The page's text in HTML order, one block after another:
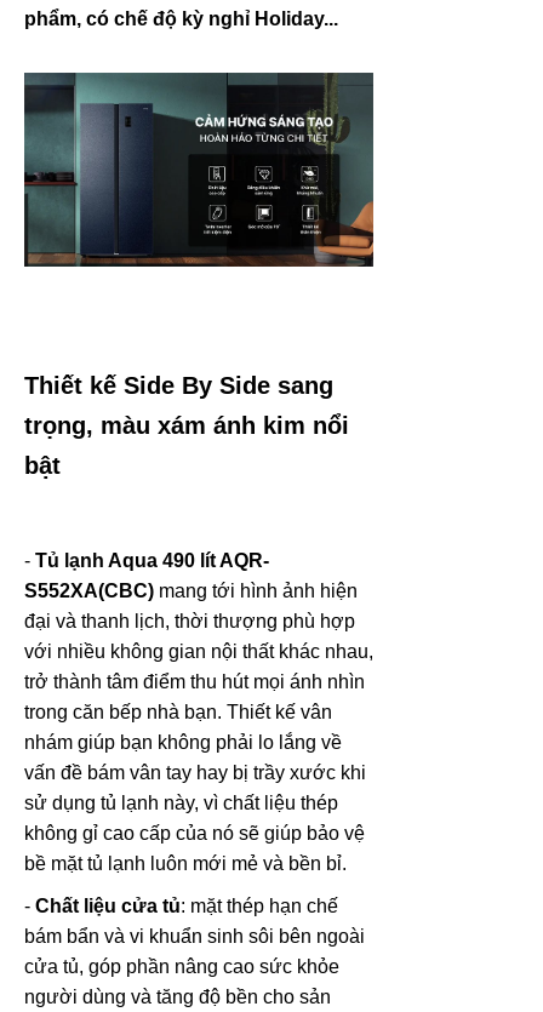
phẩm, có chế độ kỳ nghỉ Holiday...
Thiết kế Side By Side sang
trọng, màu xám ánh kim nổi
bật
- Tủ lạnh Aqua 490 lít AQR-
S552XA(CBC) mang tới hình ảnh hiện
đại và thanh lịch, thời thượng phù hợp
với nhiều không gian nội thất khác nhau,
trở thành tâm điểm thu hút mọi ánh nhìn
trong căn bếp nhà bạn. Thiết kế vân
nhám giúp bạn không phải lo lắng về
vấn đề bám vân tay hay bị trầy xước khi
sử dụng tủ lạnh này, vì chất liệu thép
không gỉ cao cấp của nó sẽ giúp bảo vệ
bề mặt tủ lạnh luôn mới mẻ và bền bỉ.
- Chất liệu cửa tủ: mặt thép hạn chế
bám bẩn và vi khuẩn sinh sôi bên ngoài
cửa tủ, góp phần nâng cao sức khỏe
người dùng và tăng độ bền cho sản